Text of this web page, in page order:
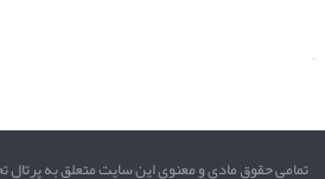
تمامی حقوق مادی و معنوی این سایت متعلق به پرتال